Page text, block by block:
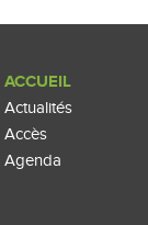
ACCUEIL
Actualités
Accès
Agenda